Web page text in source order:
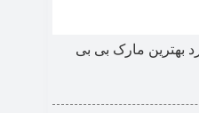
بهترین مارک بی بی